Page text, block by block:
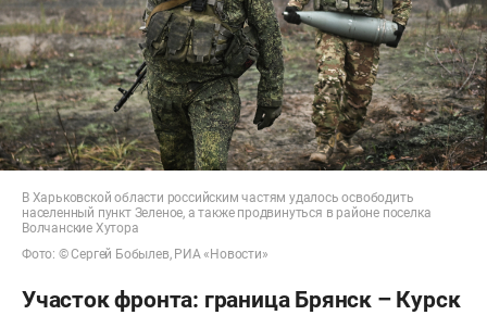
В Харьковской области российским частям удалось освободить
населенный пункт Зеленое, а также продвинуться в районе поселка
Волчанские Хутора
Фото: © Сергей Бобылев, РИА «Новости»
Участок фронта: граница Брянск – Курск